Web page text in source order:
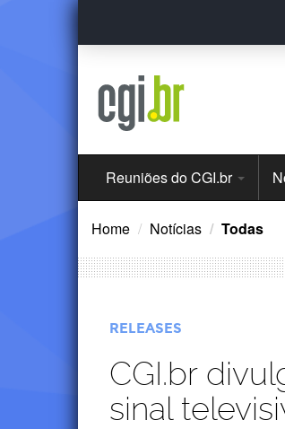
Ir
o
Menu
Reuniões do CGI.br
Home Notícias Todas
RELEASES
CGI.br
sinal